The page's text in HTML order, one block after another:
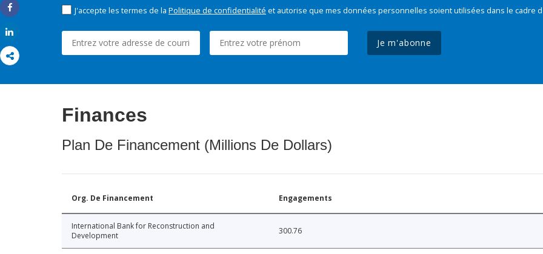
Share
J'accepte les termes de la Politique de confidentialité et autorise que mes données personnelles soient utilisées dans le cadre
Je m'abonne
Finances
Plan De Financement (Millions De Dollars)
Org. De Financement Engagements
International Bank for Reconstruction and
Development
300.76